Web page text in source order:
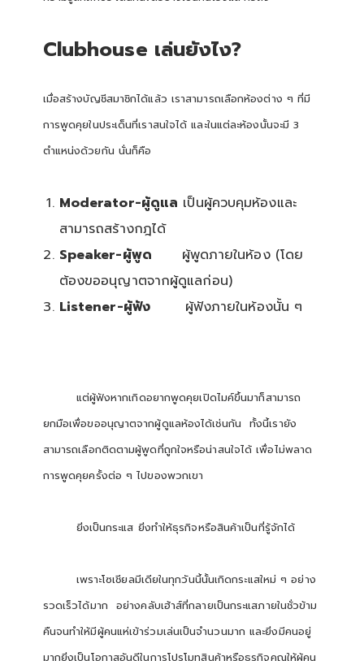
Clubhouse เล่นยังไง?
เมื่อสร้างบัญชีสมาชิกได้แล้ว เราสามารถเลือกห้องต่าง ๆ ที่มี
การพูดคุยในประเด็นที่เราสนใจได้ และในแต่ละห้องนั้นจะมี 3
ตำแหน่งด้วยกัน นั่นก็คือ
Moderator-ผู้ดูแล เป็นผู้ควบคุมห้องและ
สามารถสร้างกฎได้
Speaker-ผู้พูด ผู้พูดภายในห้อง (โดย
ต้องขออนุญาตจากผู้ดูแลก่อน)
Listener-ผู้ฟัง ผู้ฟังภายในห้องนั้น ๆ
แต่ผู้ฟังหากเกิดอยากพูดคุยเปิดไมค์ขึ้นมาก็สามารถ
ยกมือเพื่อขออนุญาตจากผู้ดูแลห้องได้เช่นกัน ทั้งนี้เรายัง
สามารถเลือกติดตามผู้พูดที่ถูกใจหรือน่าสนใจได้ เพื่อไม่พลาด
การพูดคุยครั้งต่อ ๆ ไปของพวกเขา
ยิ่งเป็นกระแส ยิ่งทำให้ธุรกิจหรือสินค้าเป็นที่รู้จักได้
เพราะโซเชียลมีเดียในทุกวันนี้นั้นเกิดกระแสใหม่ ๆ อย่าง
รวดเร็วได้มาก อย่างคลับเฮ้าส์ที่กลายเป็นกระแสภายในชั่วข้าม
คืนจนทำให้มีผู้คนแห่เข้าร่วมเล่นเป็นจำนวนมาก และยิ่งมีคนอยู่
มากยิ่งเป็นโอกาสอันดีในการโปรโมทสินค้าหรือธุรกิจคุณให้ผู้คน